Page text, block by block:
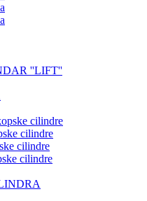
''LIFT''
cilindre
cilindre
cilindre
cilindre